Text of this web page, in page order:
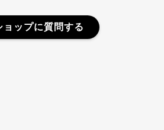
す！傷なんて素人のわたくしに
すし！0.32カラットってこんな
、自分の姿を鏡で見ながら感動
ョップに質問する